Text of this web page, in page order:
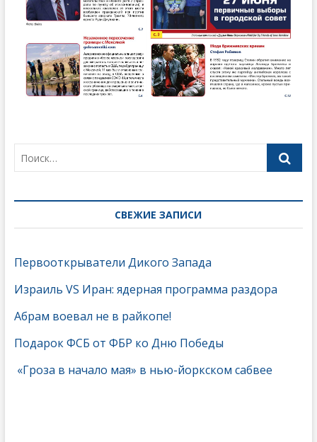
СВЕЖИЕ ЗАПИСИ
Первооткрыватели Дикого Запада
Израиль VS Иран: ядерная программа раздора
Абрам воевал не в райкопе!
Подарок ФСБ от ФБР ко Дню Победы
«Гроза в начало мая» в нью-йоркском сабвее